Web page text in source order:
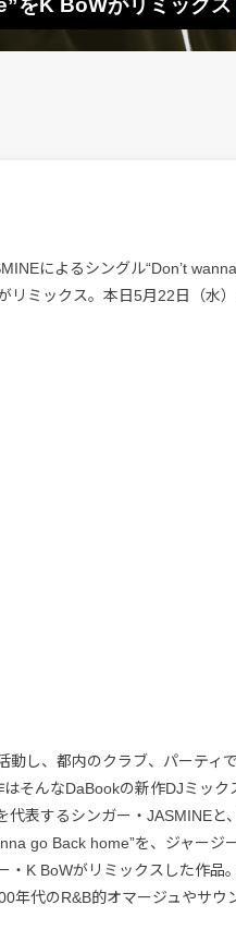
をK BoWがリミックス
によるシングル“Don’t
リミックス。本日5月22日（水）
動し、都内のクラブ、パーティ
そんなDaBookの新作DJミッ
代表するシンガー・JASMINEと
go Back home”を、ジャー
・K BoWがリミックスした作品
年代のR&B的オマージュやサ